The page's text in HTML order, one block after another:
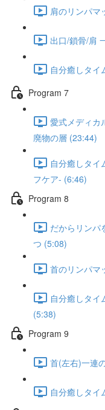
肩のリンパマ
出口/鎖骨/肩
自分癒しタ
Program 7
愛式メディカ
廃物の層 (23:44)
自分癒しタイ
フケア- (6:46)
Program 8
だからリンパ
つ (5:08)
首のリンパマ
自分癒しタイ
(5:38)
Program 9
首(左右)一連
自分癒しタ